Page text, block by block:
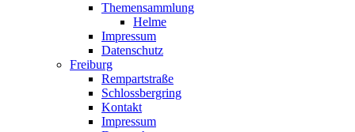
Themensammlung
Helme
Impressum
Datenschutz
Freiburg
Rempartstraße
Schlossbergring
Kontakt
Impressum